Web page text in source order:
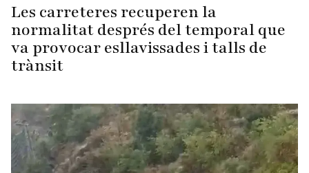
Les carreteres recuperen la
normalitat després del temporal que
va provocar esllavissades i talls de
trànsit